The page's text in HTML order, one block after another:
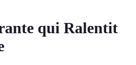
qui Ralentit